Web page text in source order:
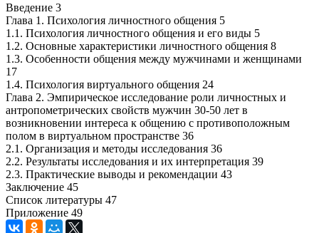
Введение 3
Глава 1. Психология личностного общения 5
1.1. Психология личностного общения и его виды 5
1.2. Основные характеристики личностного общения 8
1.3. Особенности общения между мужчинами и женщинами
17
1.4. Психология виртуального общения 24
Глава 2. Эмпирическое исследование роли личностных и
антропометрических свойств мужчин 30-50 лет в
возникновении интереса к общению с противоположным
полом в виртуальном пространстве 36
2.1. Организация и методы исследования 36
2.2. Результаты исследования и их интерпретация 39
2.3. Практические выводы и рекомендации 43
Заключение 45
Список литературы 47
Приложение 49